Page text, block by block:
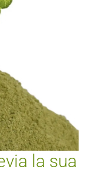
la sua